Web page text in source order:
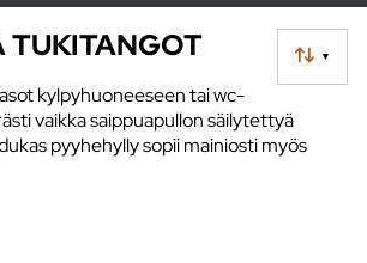
▼
TUKITANGOT
kylpyhuoneeseen tai wc-
vaikka saippuapullon säilytettyä
pyyhehylly sopii mainiosti myös